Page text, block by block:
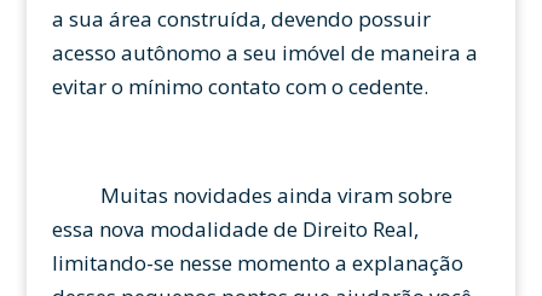
a sua área construída, devendo possuir
acesso autônomo a seu imóvel de maneira a
evitar o mínimo contato com o cedente.
Muitas novidades ainda viram sobre
essa nova modalidade de Direito Real,
limitando-se nesse momento a explanação